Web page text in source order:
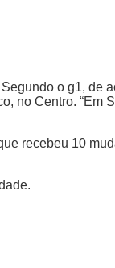
o g1, de
no Centro. “Em
recebeu 10